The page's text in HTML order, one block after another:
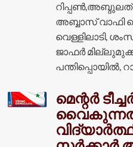
അബ്ബാസ്
വെള്ളിലാടി,
ജാഫർ
പന്തിപ്പൊയിൽ,
മെന്റർ